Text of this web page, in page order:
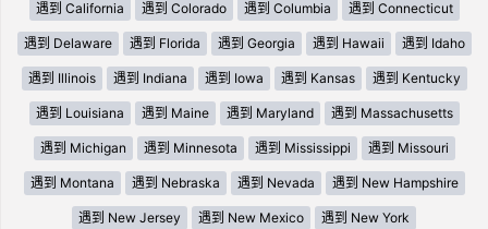
遇到 California 遇到 Colorado 遇到 Columbia 遇到 Connecticut
遇到 Delaware 遇到 Florida 遇到 Georgia 遇到 Hawaii 遇到 Idaho
遇到 Illinois 遇到 Indiana 遇到 Iowa 遇到 Kansas 遇到 Kentucky
遇到 Louisiana 遇到 Maine 遇到 Maryland 遇到 Massachusetts
遇到 Michigan 遇到 Minnesota 遇到 Mississippi 遇到 Missouri
遇到 Montana 遇到 Nebraska 遇到 Nevada 遇到 New Hampshire
遇到 New Jersey 遇到 New Mexico 遇到 New York